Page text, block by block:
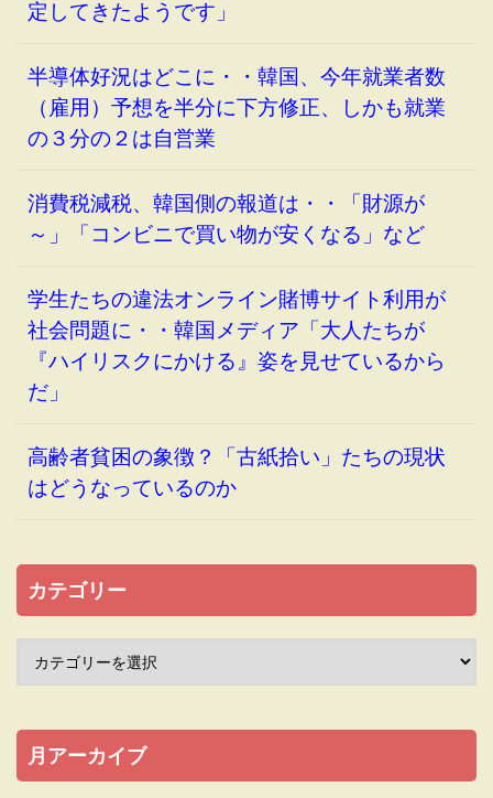
定してきたようです」
半導体好況はどこに・・韓国、今年就業者数
（雇用）予想を半分に下方修正、しかも就業
の３分の２は自営業
消費税減税、韓国側の報道は・・「財源が
～」「コンビニで買い物が安くなる」など
学生たちの違法オンライン賭博サイト利用が
社会問題に・・韓国メディア「大人たちが
『ハイリスクにかける』姿を見せているから
だ」
高齢者貧困の象徴？「古紙拾い」たちの現状
はどうなっているのか
カテゴリー
月アーカイブ